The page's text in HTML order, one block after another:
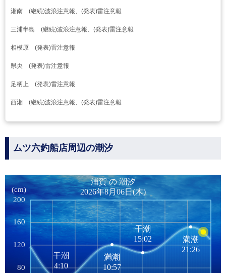
湘南 (継続)波浪注意報、(発表)雷注意報
三浦半島 (継続)波浪注意報、(発表)雷注意報
相模原 (発表)雷注意報
県央 (発表)雷注意報
足柄上 (発表)雷注意報
西湘 (継続)波浪注意報、(発表)雷注意報
ムツ六釣船店周辺の潮汐